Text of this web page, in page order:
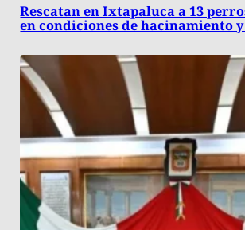
Rescatan en Ixtapaluca a 13
en condiciones de hacinamiento